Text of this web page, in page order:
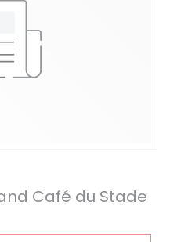
Café du Stade